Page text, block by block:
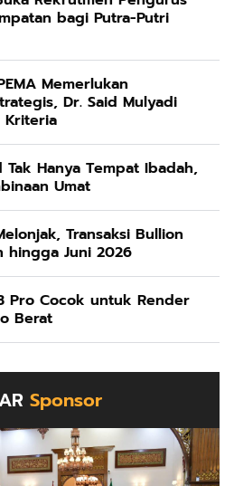
bagi Putra-Putri
Memerlukan
Dr. Said Mulyadi
Kriteria
Tak Hanya Tempat Ibadah,
Umat
Transaksi Bullion
hingga Juni 2026
Pro Cocok untuk Render
Berat
Sponsor